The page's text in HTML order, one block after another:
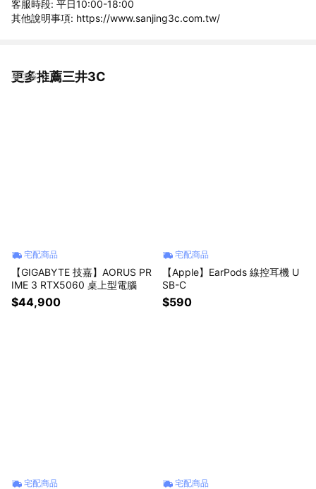
客服時段: 平日10:00-18:00
其他說明事項: https://www.sanjing3c.com.tw/
更多推薦三井3C
看更多
宅配商品
【GIGABYTE 技嘉】AORUS PR
IME 3 RTX5060 桌上型電腦
$44,900
宅配商品
【Apple】EarPods 線控耳機 U
SB-C
$590
宅配商品 宅配商品